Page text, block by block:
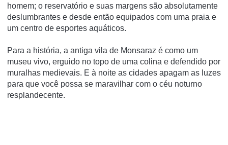
homem; o reservatório e suas margens são absolutamente
deslumbrantes e desde então equipados com uma praia e
um centro de esportes aquáticos.
Para a história, a antiga vila de Monsaraz é como um
museu vivo, erguido no topo de uma colina e defendido por
muralhas medievais. E à noite as cidades apagam as luzes
para que você possa se maravilhar com o céu noturno
resplandecente.